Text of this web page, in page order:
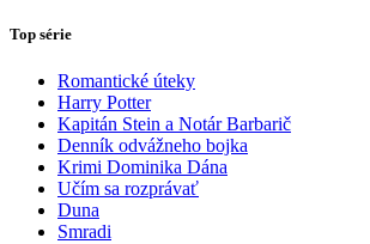
Top série
Romantické úteky
Harry Potter
Kapitán Stein a Notár Barbarič
Denník odvážneho bojka
Krimi Dominika Dána
Učím sa rozprávať
Duna
Smradi